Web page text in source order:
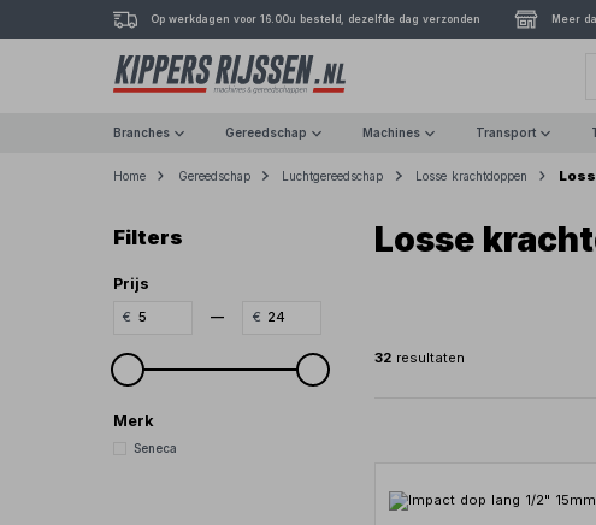
Op werkdagen voor 16.00u besteld, dezelfde dag verzonden Meer
Branches Gereedschap Machines Transport
Home Gereedschap Luchtgereedschap Losse krachtdoppen
Filters
Prijs
—
Merk
Seneca
Losse
32 resultaten